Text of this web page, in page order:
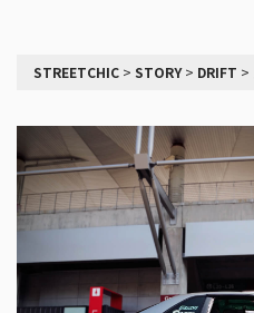
STREETCHIC > STORY> DRIFT >